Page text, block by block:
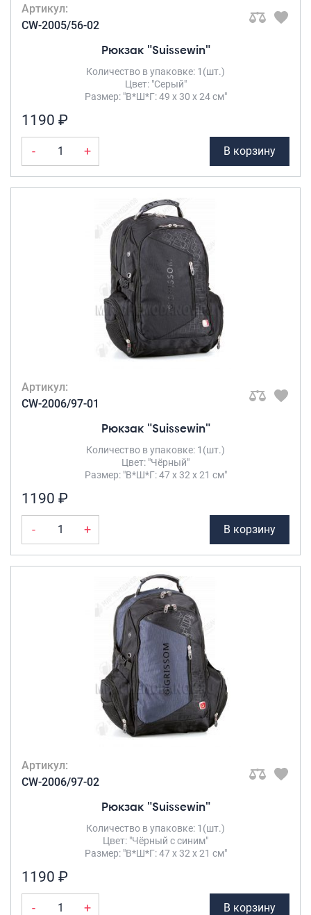
Артикул:
CW-2005/56-02
Рюкзак "Suissewin"
Количество в упаковке: 1(шт.)
Цвет: "Серый"
Размер: "В*Ш*Г: 49 х 30 х 24 см"
1190 ₽
- + В корзину
Артикул:
CW-2006/97-01
Рюкзак "Suissewin"
Количество в упаковке: 1(шт.)
Цвет: "Чёрный"
Размер: "В*Ш*Г: 47 х 32 х 21 см"
1190 ₽
- + В корзину
Артикул:
CW-2006/97-02
Рюкзак "Suissewin"
Количество в упаковке: 1(шт.)
Цвет: "Чёрный с синим"
Размер: "В*Ш*Г: 47 х 32 х 21 см"
1190 ₽
- + В корзину